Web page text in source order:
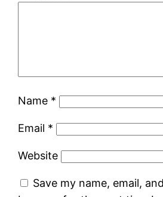
Name *
Email *
Website
Save my name, email,